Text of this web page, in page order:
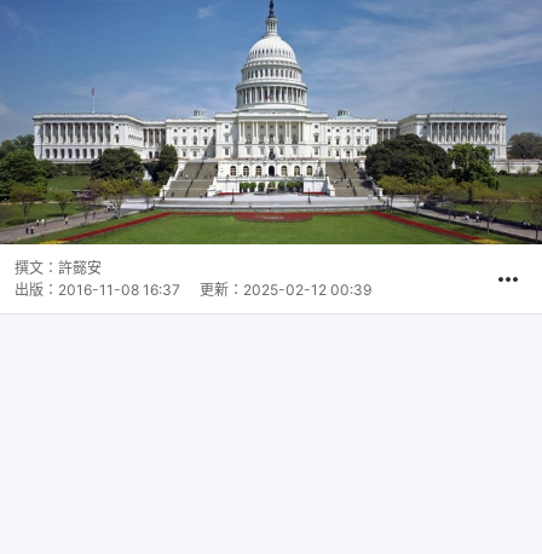
撰文： 許懿安
出版： 2016-11-08 16:37 更新： 2025-02-12 00:39